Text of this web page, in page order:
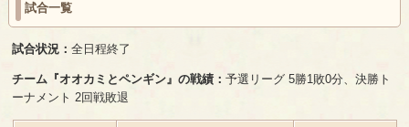
試合一覧
試合状況：全日程終了
チーム『オオカミとペンギン』の戦績：予選リーグ 5勝1敗0分、決勝ト
ーナメント 2回戦敗退